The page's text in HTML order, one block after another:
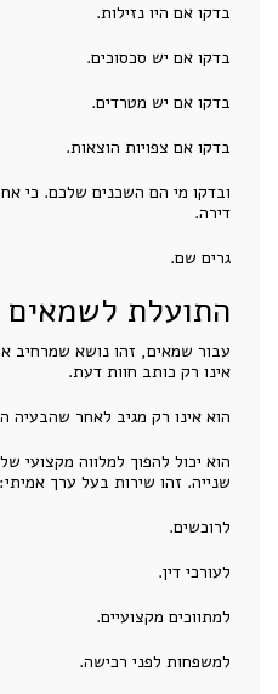
בדקו אם היו נזילות.
בדקו אם יש סכסוכים.
בדקו אם יש מטרדים.
בדקו אם צפויות הוצאות.
ובדקו מי הם השכנים שלכם. כי
דירה.
גרים שם.
התועלת לשמאים
עבור שמאים, זהו נושא שמרחיב
אינו רק כותב חוות דעת.
הוא אינו רק מגיב לאחר שהבעיה
הוא יכול להפוך למלווה מקצועי
שנייה. זהו שירות בעל ערך אמיתי:
לרוכשים.
לעורכי דין.
למתווכים מקצועיים.
למשפחות לפני רכישה.